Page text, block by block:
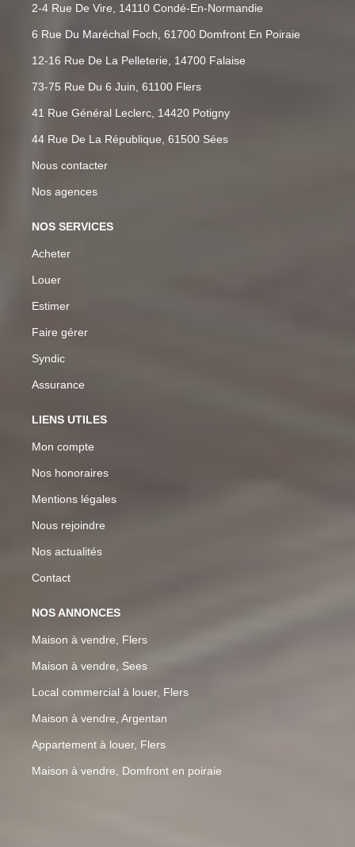
2-4 Rue De Vire, 14110 Condé-En-Normandie
6 Rue Du Maréchal Foch, 61700 Domfront En Poiraie
12-16 Rue De La Pelleterie, 14700 Falaise
73-75 Rue Du 6 Juin, 61100 Flers
41 Rue Général Leclerc, 14420 Potigny
44 Rue De La République, 61500 Sées
Nous contacter
Nos agences
NOS SERVICES
Acheter
Louer
Estimer
Faire gérer
Syndic
Assurance
LIENS UTILES
Mon compte
Nos honoraires
Mentions légales
Nous rejoindre
Nos actualités
Contact
NOS ANNONCES
Maison à vendre, Flers
Maison à vendre, Sees
Local commercial à louer, Flers
Maison à vendre, Argentan
Appartement à louer, Flers
Maison à vendre, Domfront en poiraie